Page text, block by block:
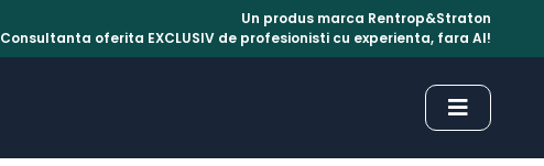
Un produs marca Rentrop&Straton
Consultanta oferita EXCLUSIV de profesionisti cu experienta, fara AI!